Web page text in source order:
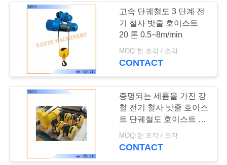
고속 단궤철도 3 단계 전
기 철사 밧줄 호이스트
20 톤 0.5~8m/min
MOQ:한 조각 / 조각
CONTACT
증명되는 세륨을 가진 강
철 전기 철사 밧줄 호이스
트 단궤철도 호이스트 트
롤리
MOQ:한 조각 / 조각
CONTACT